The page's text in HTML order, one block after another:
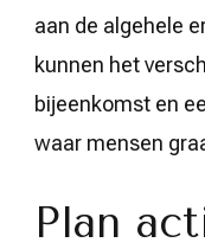
aan de algehele
kunnen het
bijeenkomst en
waar mensen
Plan